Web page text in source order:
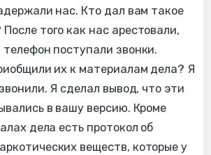
нас. Кто дал вам такое
того как нас арестовали,
поступали звонки.
их к материалам дела? Я
Я сделал вывод, что эти
в вашу версию. Кроме
дела есть протокол об
веществ, которые у